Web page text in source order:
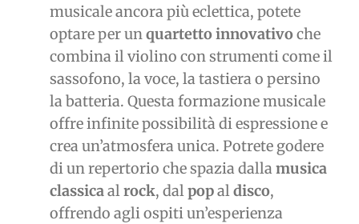
musicale ancora più eclettica, potete
optare per unquartetto innovativoche
combina il violino con strumenti come il
sassofono, la voce, la tastiera o persino
la batteria. Questa formazione musicale
offre infinite possibilità di espressione e
crea un’atmosfera unica. Potrete godere
di un repertorio che spazia dallamusica
classicaalrock, dalpopaldisco,
offrendo agli ospiti un’esperienza